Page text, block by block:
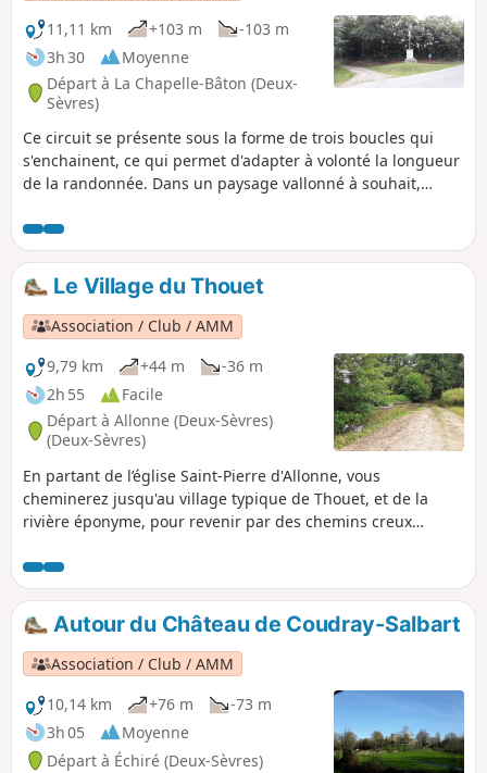
11,11 km
+103 m
-103 m
3h 30
Moyenne
Départ à La Chapelle-Bâton (Deux-
Sèvres)
Ce circuit se présente sous la forme de trois boucles qui
s'enchainent, ce qui permet d'adapter à volonté la longueur
de la randonnée. Dans un paysage vallonné à souhait,
chemins plus ou moins herbeux et des petites routes de
campagne traversant des villages avec d'anciennes
demeures joliment restaurées.
Le Village du Thouet
Association / Club / AMM
9,79 km
+44 m
-36 m
2h 55
Facile
Départ à Allonne (Deux-Sèvres)
(Deux-Sèvres)
En partant de l’église Saint-Pierre d'Allonne, vous
cheminerez jusqu'au village typique de Thouet, et de la
rivière éponyme, pour revenir par des chemins creux
ainsi qu'une ancienne voie gallo-romaine dite : Chemin des
Chaussées. Vous profiterez de paysages bocagers, des
troupeaux de vaches de race parthenaise et des pommiers :
Clochard, de plein vent.
Autour du Château de Coudray-Salbart
Association / Club / AMM
10,14 km
+76 m
-73 m
3h 05
Moyenne
Départ à Échiré (Deux-Sèvres)